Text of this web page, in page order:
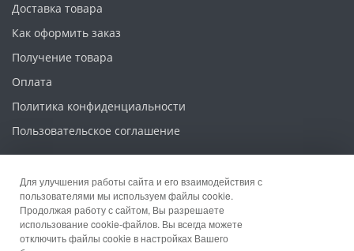
Доставка товара
Как оформить заказ
Получение товара
Оплата
Политика конфиденциальности
Пользовательское соглашение
© 2026 Интернет магазин «Упаковка 52»
Для улучшения работы сайта и его взаимодействия с
пользователями мы используем файлы cookie.
Продолжая работу с сайтом, Вы разрешаете
использование cookie-файлов. Вы всегда можете
отключить файлы cookie в настройках Вашего